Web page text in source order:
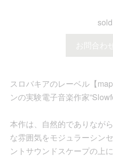
お問合わ
スロバキアのレーベル【
ンの実験電子音楽作家
本作は、自然的でありなが
な雰囲気をモジュラーシン
ントサウンドスケープの上